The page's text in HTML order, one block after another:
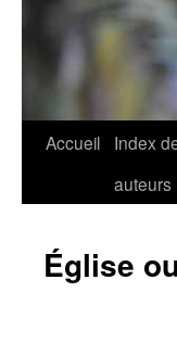
Accueil
Index
auteurs
Église